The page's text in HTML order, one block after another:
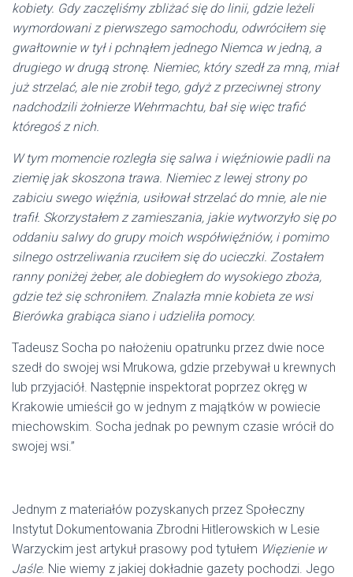
kobiety. Gdy zaczęliśmy zbliżać się do linii, gdzie leżeli
wymordowani z pierwszego samochodu, odwróciłem się
gwałtownie w tył i pchnąłem jednego Niemca w jedną, a
drugiego w drugą stronę. Niemiec, który szedł za mną, miał
już strzelać, ale nie zrobił tego, gdyż z przeciwnej strony
nadchodzili żołnierze Wehrmachtu, bał się więc trafić
któregoś z nich.
W tym momencie rozległa się salwa i więźniowie padli na
ziemię jak skoszona trawa. Niemiec z lewej strony po
zabiciu swego więźnia, usiłował strzelać do mnie, ale nie
trafił. Skorzystałem z zamieszania, jakie wytworzyło się po
oddaniu salwy do grupy moich współwięźniów, i pomimo
silnego ostrzeliwania rzuciłem się do ucieczki. Zostałem
ranny poniżej żeber, ale dobiegłem do wysokiego zboża,
gdzie też się schroniłem. Znalazła mnie kobieta ze wsi
Bierówka grabiąca siano i udzieliła pomocy.
Tadeusz Socha po nałożeniu opatrunku przez dwie noce
szedł do swojej wsi Mrukowa, gdzie przebywał u krewnych
lub przyjaciół. Następnie inspektorat poprzez okręg w
Krakowie umieścił go w jednym z majątków w powiecie
miechowskim. Socha jednak po pewnym czasie wrócił do
swojej wsi.”
Jednym z materiałów pozyskanych przez Społeczny
Instytut Dokumentowania Zbrodni Hitlerowskich w Lesie
Warzyckim jest artykuł prasowy pod tytułem Więzienie w
Jaśle. Nie wiemy z jakiej dokładnie gazety pochodzi. Jego